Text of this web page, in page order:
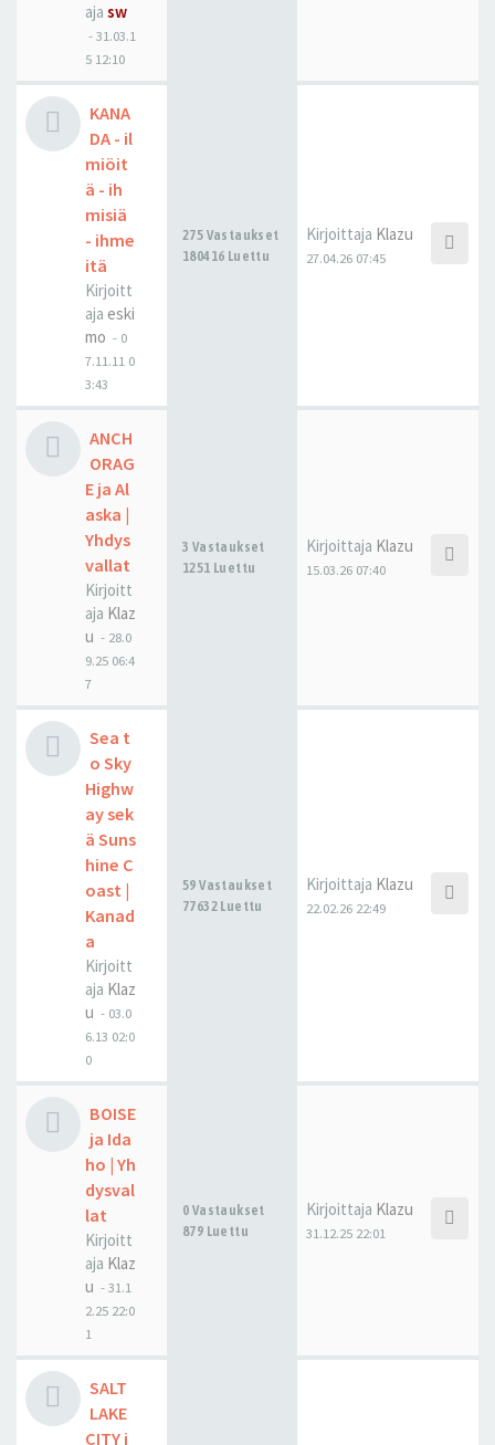
aja sw
-31.03.1
5 12:10
KANA
DA - il
miöit
ä - ih
misiä
- ihme
itä
Kirjoitt
aja eski
mo - 0
7.11.11 0
3:43
275 Vastaukset
180416 Luettu
Kirjoittaja Klazu
27.04.26 07:45
ANCH
ORAG
E ja Al
aska |
Yhdys
vallat
Kirjoitt
aja Klaz
u - 28.0
9.25 06:4
7
3 Vastaukset
1251 Luettu
Kirjoittaja Klazu
15.03.26 07:40
Sea t
o Sky
Highw
ay sek
ä Suns
hine C
oast |
Kanad
a
Kirjoitt
aja Klaz
u - 03.0
6.13 02:0
0
59 Vastaukset
77632 Luettu
Kirjoittaja Klazu
22.02.26 22:49
BOISE
ja Ida
ho | Yh
dysval
lat
Kirjoitt
aja Klaz
u -31.1
2.25 22:0
1
0 Vastaukset
879 Luettu
Kirjoittaja Klazu
31.12.25 22:01
SALT
LAKE
CITY j